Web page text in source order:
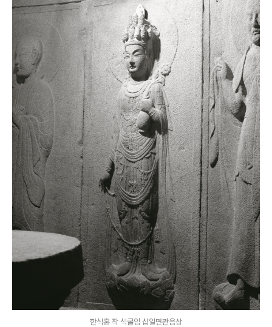
한석홍 작 석굴암 십일면관음상